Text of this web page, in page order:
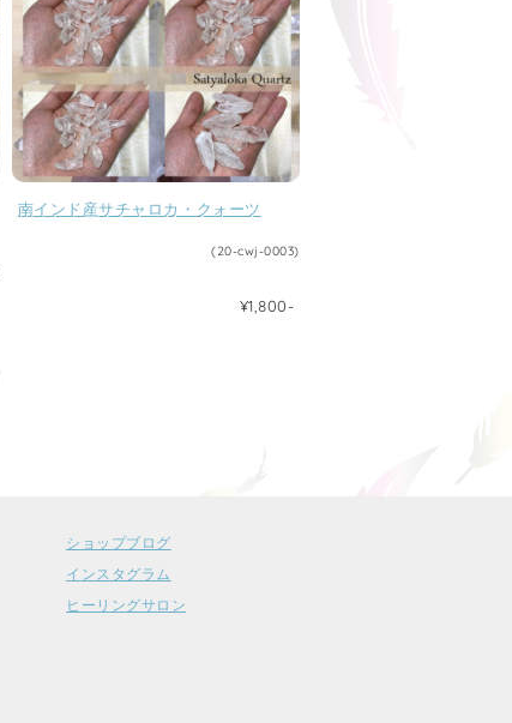
南インド産サチャロカ・クォーツ
(20-cwj-0003)
¥1,800-
ショップブログ
インスタグラム
ヒーリングサロン